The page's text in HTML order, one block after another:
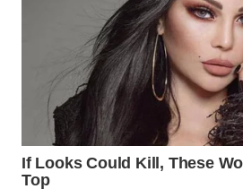
KONSUMEN
LISTRIK
MASYARAKAT
KELISTRIKAN